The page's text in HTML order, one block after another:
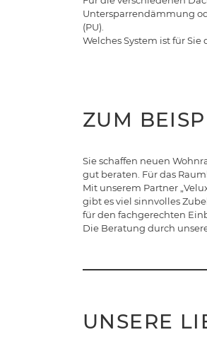
Untersparrendämmung
(PU).
Welches System ist für Sie
ZUM
Sie schaffen neuen
gut beraten. Für das
Mit unserem Partner
gibt es viel sinnvolles
für den fachgerechten
Die Beratung durch
UNSERE